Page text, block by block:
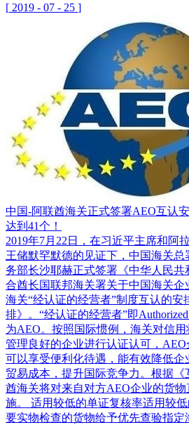
[ 2019 - 07 - 25 ]
中国-阿联酋海关正式签署AEO互认
达到41个！
2019年7月22日，在习近平主席和阿
王储默罕默德的见证下，中国海关总
务部长沙耶赫正式签署《中华人民
合酋长国联邦海关署关于中国海关
海关“经认证的经营者”制度互认的安
排》。“经认证的经营者”即Authorized
为AEO。按照国际惯例，海关对信
管理良好的企业进行认证认可，
可以享受便利化待遇，能有效降低
贸易成本，提升国际竞争力。根据
酋海关将对来自对方AEO企业的货
施。 适用较低的单证复核率适用较
要实物检查的货物给予优先查验指